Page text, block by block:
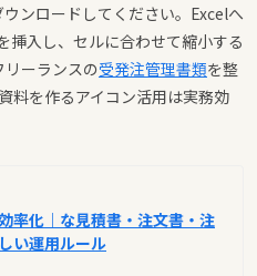
ンロードしてください。Excelへ
入し、セルに合わせて縮小する
ーランスの受発注管理書類を整
料を作るアイコン活用は実務効
率化｜な見積書・注文書・注
い運用ルール